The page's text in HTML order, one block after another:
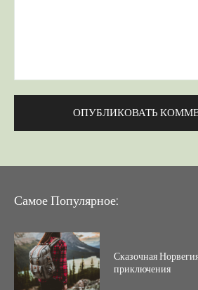
Самое Популярное:
Сказочная
приключения